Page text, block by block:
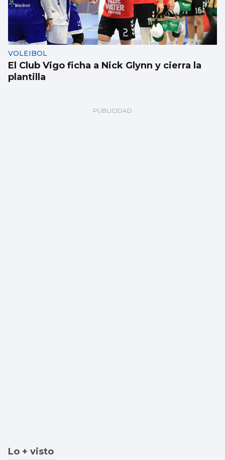
VOLEIBOL
El Club Vigo ficha a Nick Glynn y cierra la
plantilla
Lo + visto